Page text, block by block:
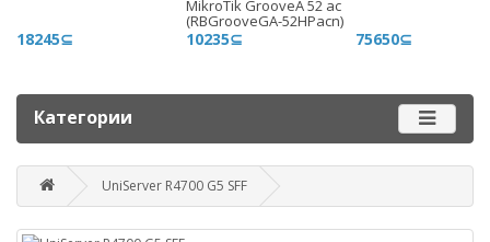
Наш адрес
г. Бишкек, ул. Матросова, 47
Посмотреть адрес в 2GISmail@router.kg
График работы
Пн-пт - 9.00-18.00
18245⊆
MikroTik GrooveA 52 ac
(RBGrooveGA-52HPacn)
10235⊆ 75650⊆
Категории
UniServer R4700 G5 SFF